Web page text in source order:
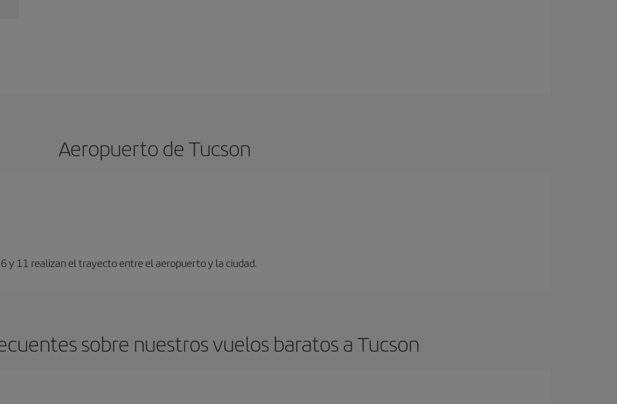
Aeropuerto de Tucson
6 y 11 realizan el trayecto entre el aeropuerto y la ciudad.
sobre nuestros vuelos baratos a Tucson